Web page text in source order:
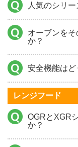
人気のシリ
オーブンを
か？
安全機能はど
レンジフード
OGRとXGR
か？